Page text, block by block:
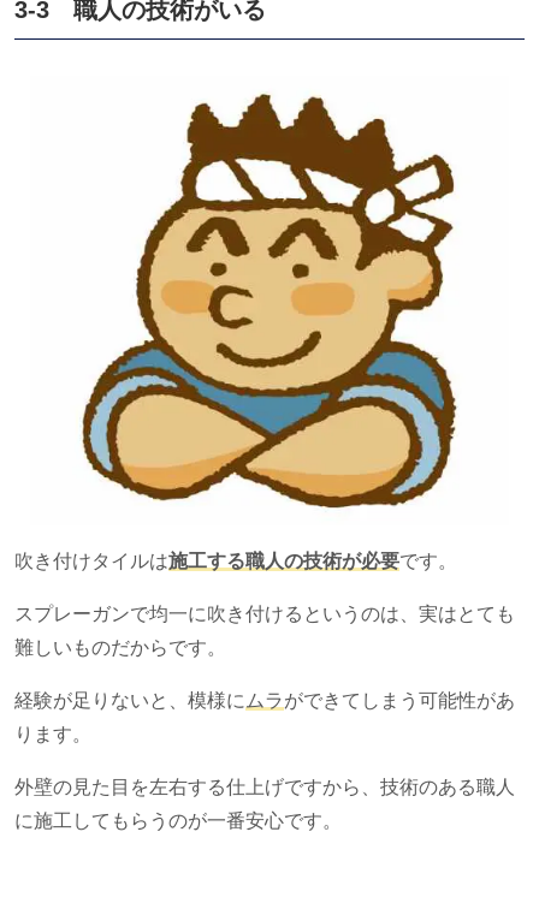
3-3 職人の技術がいる
吹き付けタイルは施工する職人の技術が必要です。
スプレーガンで均一に吹き付けるというのは、実はとても
難しいものだからです。
経験が足りないと、模様に ムラができてしまう可能性があ
ります。
外壁の見た目を左右する仕上げですから、技術のある職人
に施工してもらうのが一番安心です。